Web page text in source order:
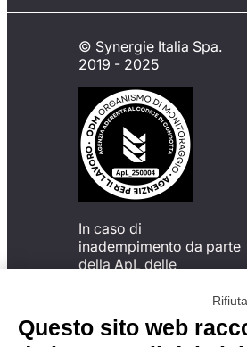
© Synergie Italia Spa.
2019 - 2025
In caso di
inadempimento da parte
della ApL delle
del Codice di Condotta, è
possibile presentare un
reclamo
Questo sito web